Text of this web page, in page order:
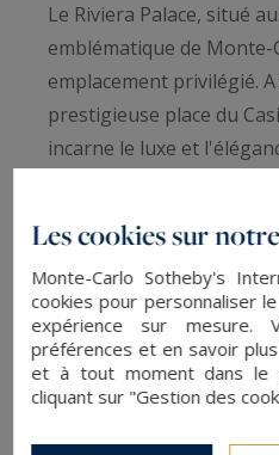
Le Riviera Palace, situé
emblématique de
emplacement privilégié.
prestigieuse place du
incarne le luxe et
appartement de 4 pièces
recherchent le summum
sophistication.
En entrant dans cet
immédiatement accueilli
raffinée et moderne. Les
ont été réalisés avec une
Les cookies sur
Monte-Carlo Sotheby's
cookies pour personnaliser
expérience sur mesure.
préférences et en savoir
et à tout moment dans
cliquant sur "Gestion des